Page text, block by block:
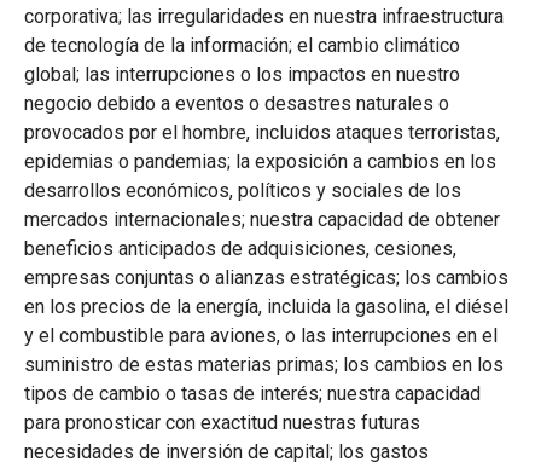
corporativa; las irregularidades en nuestra infraestructura
de tecnología de la información; el cambio climático
global; las interrupciones o los impactos en nuestro
negocio debido a eventos o desastres naturales o
provocados por el hombre, incluidos ataques terroristas,
epidemias o pandemias; la exposición a cambios en los
desarrollos económicos, políticos y sociales de los
mercados internacionales; nuestra capacidad de obtener
beneficios anticipados de adquisiciones, cesiones,
empresas conjuntas o alianzas estratégicas; los cambios
en los precios de la energía, incluida la gasolina, el diésel
y el combustible para aviones, o las interrupciones en el
suministro de estas materias primas; los cambios en los
tipos de cambio o tasas de interés; nuestra capacidad
para pronosticar con exactitud nuestras futuras
necesidades de inversión de capital; los gastos